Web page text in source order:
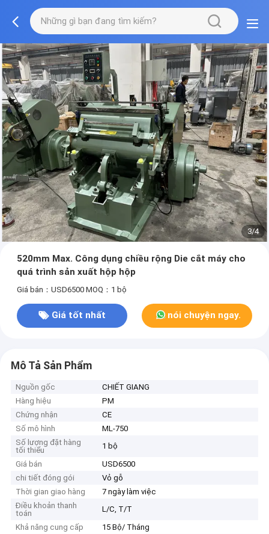
3/4
520mm Max. Công dụng chiều rộng Die cắt máy cho
quá trình sản xuất hộp hộp
Giá bán：USD6500 MOQ：1 bộ
Giá tốt nhất nói chuyện ngay.
Mô Tả Sản Phẩm
Nguồn gốc
CHIẾT GIANG
Hàng hiệu
PM
Chứng nhận
CE
Số mô hình
ML-750
Số lượng đặt hàng
tối thiểu
1 bộ
Giá bán
USD6500
chi tiết đóng gói
Vỏ gỗ
Thời gian giao hàng
7 ngày làm việc
Điều khoản thanh
toán
L/C, T/T
Khả năng cung cấp
15 Bộ/ Tháng